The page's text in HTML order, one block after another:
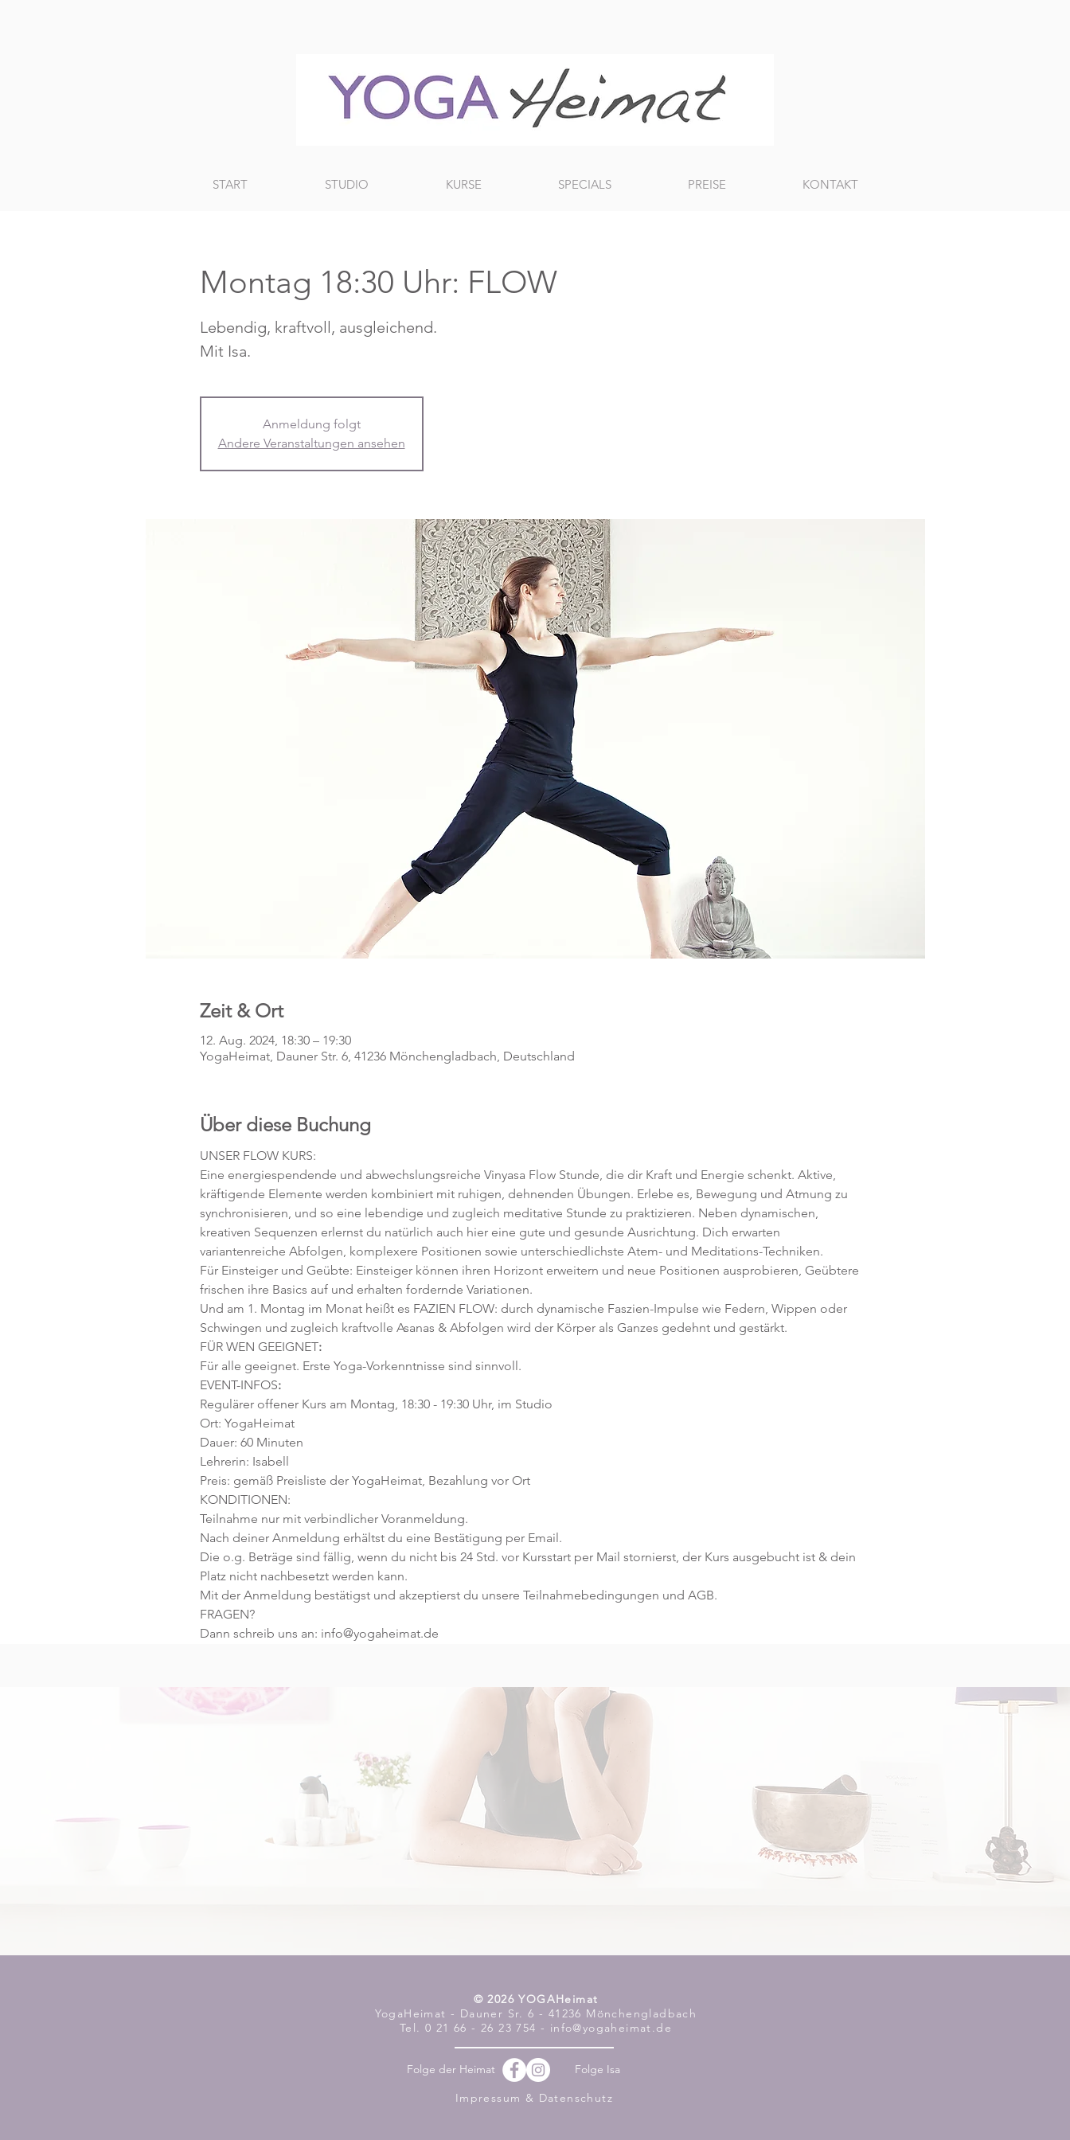
START STUDIO KURSE SPECIALS PREISE KONTAKT
Montag 18:30 Uhr: FLOW
Lebendig, kraftvoll, ausgleichend.
Mit Isa.
Anmeldung folgt
Andere Veranstaltungen ansehen
Zeit & Ort
12. Aug. 2024, 18:30 – 19:30
YogaHeimat, Dauner Str. 6, 41236 Mönchengladbach, Deutschland
Über diese Buchung
UNSER FLOW KURS:
Eine energiespendende und abwechslungsreiche Vinyasa Flow Stunde, die dir Kraft und Energie schenkt. Aktive,
kräftigende Elemente werden kombiniert mit ruhigen, dehnenden Übungen. Erlebe es, Bewegung und Atmung zu
synchronisieren, und so eine lebendige und zugleich meditative Stunde zu praktizieren. Neben dynamischen,
kreativen Sequenzen erlernst du natürlich auch hier eine gute und gesunde Ausrichtung. Dich erwarten
variantenreiche Abfolgen, komplexere Positionen sowie unterschiedlichste Atem- und Meditations-Techniken.
Für Einsteiger und Geübte: Einsteiger können ihren Horizont erweitern und neue Positionen ausprobieren, Geübtere
frischen ihre Basics auf und erhalten fordernde Variationen.
Und am 1. Montag im Monat heißt es FAZIEN FLOW: durch dynamische Faszien-Impulse wie Federn, Wippen oder
Schwingen und zugleich kraftvolle Asanas & Abfolgen wird der Körper als Ganzes gedehnt und gestärkt.
FÜR WEN GEEIGNET:
Für alle geeignet. Erste Yoga-Vorkenntnisse sind sinnvoll.
EVENT-INFOS:
Regulärer offener Kurs am Montag, 18:30 - 19:30 Uhr, im Studio
Ort: YogaHeimat
Dauer: 60 Minuten
Lehrerin: Isabell
Preis: gemäß Preisliste der YogaHeimat, Bezahlung vor Ort
KONDITIONEN:
Teilnahme nur mit verbindlicher Voranmeldung.
Nach deiner Anmeldung erhältst du eine Bestätigung per Email.
Die o.g. Beträge sind fällig, wenn du nicht bis 24 Std. vor Kursstart per Mail stornierst, der Kurs ausgebucht ist & dein
Platz nicht nachbesetzt werden kann.
Mit der Anmeldung bestätigst und akzeptierst du unsere Teilnahmebedingungen und AGB.
FRAGEN?
Dann schreib uns an: info@yogaheimat.de
​© 2026 YOGAHeimat
YogaHeimat - Dauner Sr. 6 - 41236 Mönchengladbach
Tel. 0 21 66 - 26 23 754 - info@yogaheimat.de
Folge der Heimat
Folge Isa
Impressum & Datenschutz